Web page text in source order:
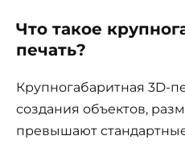
Что такое
печать?
Крупногабаритная 3D-
создания объектов,
превышают